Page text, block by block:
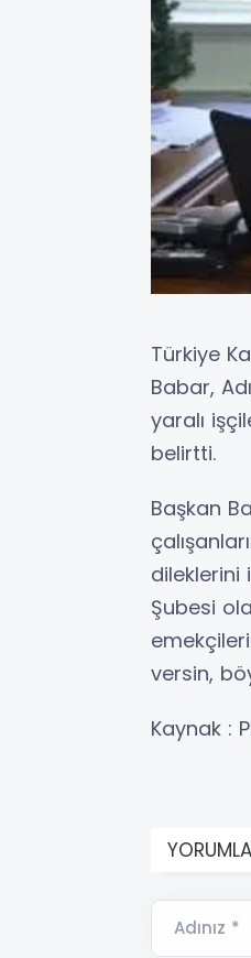
Türkiye
Babar,
yaralı
belirtti.
Başkan
dileklerini
Şubesi
versin,
Kaynak :
Adınız *